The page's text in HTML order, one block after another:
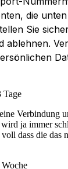
die
Sie
ablehnen.